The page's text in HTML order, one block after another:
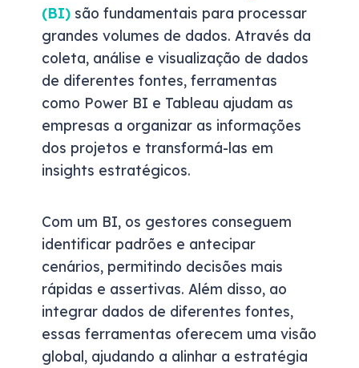
(BI) são fundamentais para processar
grandes volumes de dados. Através da
coleta, análise e visualização de dados
de diferentes fontes, ferramentas
como Power BI e Tableau ajudam as
empresas a organizar as informações
dos projetos e transformá-las em
insights estratégicos.
Com um BI, os gestores conseguem
identificar padrões e antecipar
cenários, permitindo decisões mais
rápidas e assertivas. Além disso, ao
integrar dados de diferentes fontes,
essas ferramentas oferecem uma visão
global, ajudando a alinhar a estratégia